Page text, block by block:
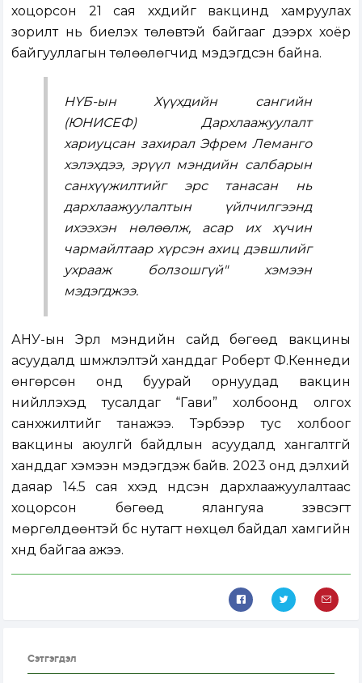
хоцорсон 21 сая хүүхдийг вакцинд хамруулах
зорилт нь биелэх төлөвтэй байгааг дээрх хоёр
байгууллагын төлөөлөгчид мэдэгдсэн байна.
НҮБ-ын Хүүхдийн сангийн
(ЮНИСЕФ) Дархлаажуулалт
хариуцсан захирал Эфрем Леманго
хэлэхдээ, эрүүл мэндийн салбарын
санхүүжилтийг эрс танасан нь
дархлаажуулалтын үйлчилгээнд
ихээхэн нөлөөлж, асар их хүчин
чармайлтаар хүрсэн ахиц дэвшлийг
ухрааж болзошгүй" хэмээн
мэдэгджээ.
АНУ-ын Эрүүл мэндийн сайд бөгөөд вакцины
асуудалд шүүмжлэлтэй ханддаг Роберт Ф.Кеннеди
өнгөрсөн онд буурай орнуудад вакцин
нийлүүлэхэд тусалдаг “Гави” холбоонд олгох
санхүүжилтийг танажээ. Тэрбээр тус холбоог
вакцины аюулгүй байдлын асуудалд хангалтгүй
ханддаг хэмээн мэдэгдэж байв. 2023 онд дэлхий
даяар 14.5 сая хүүхэд үндсэн дархлаажуулалтаас
хоцорсон бөгөөд ялангуяа зэвсэгт
мөргөлдөөнтэй бүс нутагт нөхцөл байдал хамгийн
хүнд байгаа ажээ.
Сэтгэгдэл